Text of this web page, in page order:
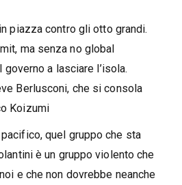
piazza contro gli otto grandi.
ma senza no global
a lasciare l’isola.
Berlusconi, che si consola
Koizumi
quel gruppo che sta
è un gruppo violento che
e che non dovrebbe neanche